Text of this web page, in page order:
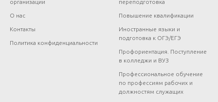
организации
О нас
Контакты
Политика конфиденциальности
переподготовка
Повышение квалификации
Иностранные языки и
подготовка к ОГЭ/ЕГЭ
Профориентация. Поступление
в колледжи и ВУЗ
Профессиональное обучение
по профессиям рабочих и
должностям служащих